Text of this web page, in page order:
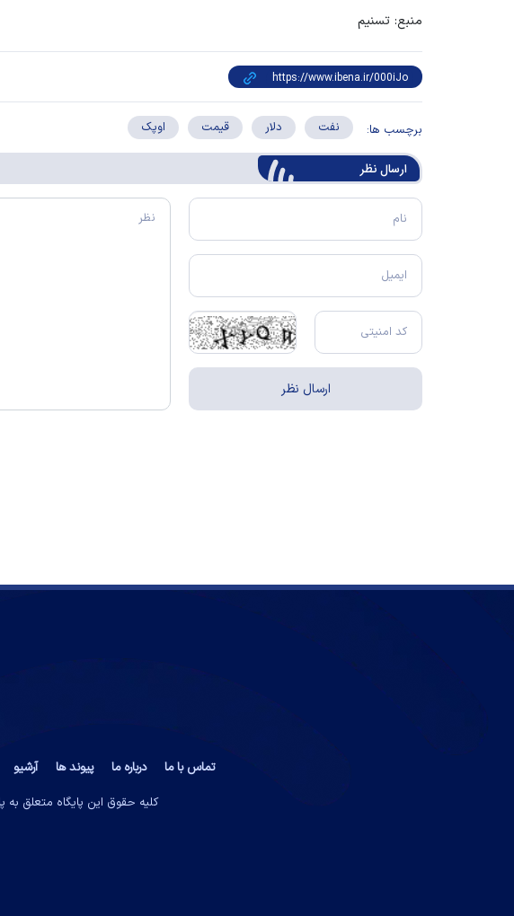
منبع: تسنیم
برچسب ها: نفت دلار قیمت اوپک
ارسال‌ نظر
تماس با ما درباره ما پیوند ها آرشیو
کلیه حقوق این پایگاه متعلق به